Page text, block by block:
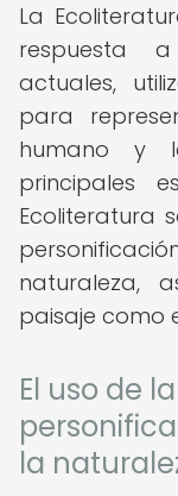
La
respuesta
actuales,
para
humano y
principales
Ecoliteratura
naturaleza,
paisaje como
El uso de
la